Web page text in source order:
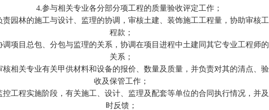
4.参与相关专业各分部分项工程的质量验收评定工作；
林的施工与设计、监理的协调，审核土建、装饰施工工程量，协助审核工
程款；
目总包、分包与监理的关系，协调在项目进程中土建同其它专业工程师的
关系；
关专业有关甲供材料和设备的报价、数量及质量，并负责对其的清点、验
收及保管工作；
程实施阶段，有关施工、设计、监理及配套等单位的合同执行情况，并及
时反馈；